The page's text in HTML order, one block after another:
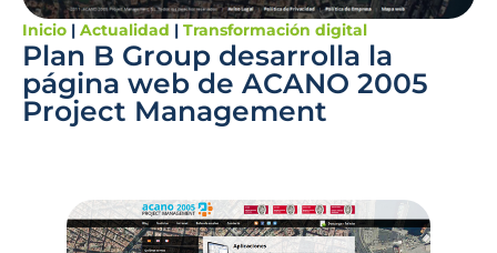
Inicio | Actualidad | Transformación digital
Plan B Group desarrolla la
página web de ACANO 2005
Project Management